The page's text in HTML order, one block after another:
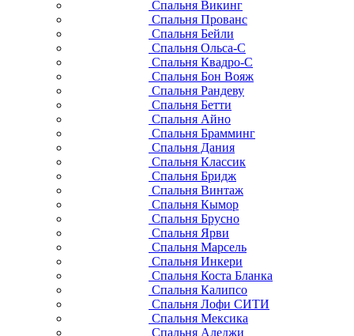
Спальня Викинг
Спальня Прованс
Спальня Бейли
Спальня Ольса-С
Спальня Квадро-С
Спальня Бон Вояж
Спальня Рандеву
Спальня Бетти
Спальня Айно
Спальня Брамминг
Спальня Дания
Спальня Классик
Спальня Бридж
Спальня Винтаж
Спальня Кымор
Спальня Брусно
Спальня Ярви
Спальня Марсель
Спальня Инкери
Спальня Коста Бланка
Спальня Калипсо
Спальня Лофи СИТИ
Спальня Мексика
Спальня Аледжи